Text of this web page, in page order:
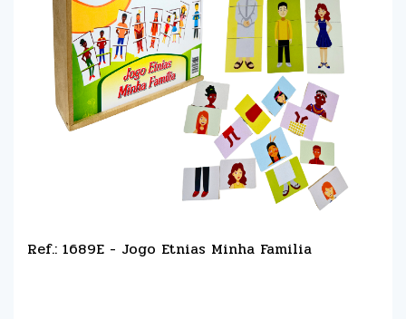
Ref.: 1689E - Jogo Etnias Minha Familia